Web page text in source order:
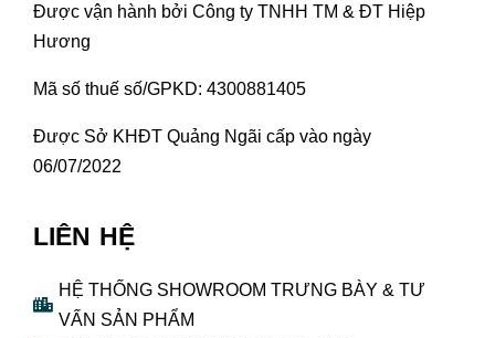
Được vận hành bởi Công ty TNHH TM & ĐT Hiệp
Hương
Mã số thuế số/GPKD: 4300881405
Được Sở KHĐT Quảng Ngãi cấp vào ngày
06/07/2022
LIÊN HỆ
HỆ THỐNG SHOWROOM TRƯNG BÀY & TƯ
VẤN SẢN PHẨM